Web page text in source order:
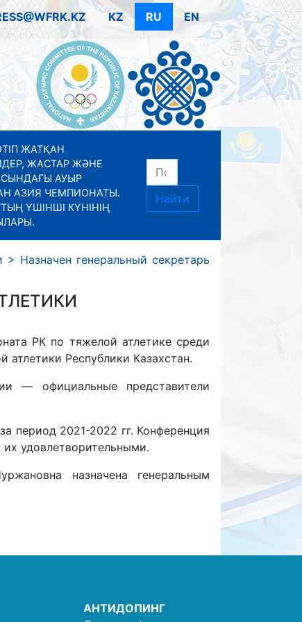
KZ RU EN
ЖАТҚАН
ЖАСТАР ЖӘНЕ
АУЫР
АЗИЯ ЧЕМПИОНАТЫ.
ҮШІНШІ КҮНІНІҢ
Найти
> Назначен генеральный секретарь
РК по тяжелой атлетике среди
Республики Казахстан.
— официальные представители
период 2021-2022 гг. Конференция
удовлетворительными.
назначена генеральным
АНТИДОПИНГ